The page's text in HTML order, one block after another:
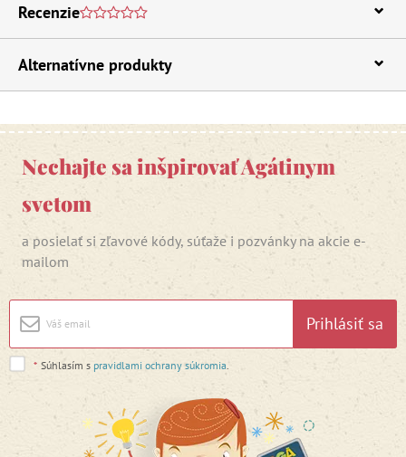
Recenzie
Alternatívne produkty
Nechajte sa inšpirovať Agátinym
svetom
a posielať si zľavové kódy, súťaže i pozvánky na akcie e-
mailom
Prihlásiť sa
* Súhlasím s pravidlami ochrany súkromia